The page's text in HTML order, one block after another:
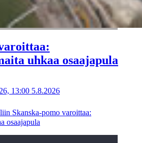
uhkaa osaajapula
13:00 5.8.2026
Skanska-pomo varoittaa:
osaajapula